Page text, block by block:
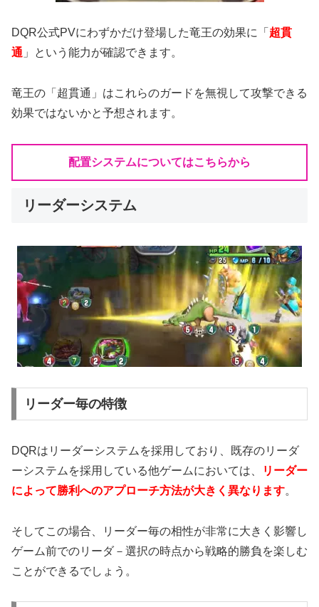
DQR公式PVにわずかだけ登場した竜王の効果に「 超貫
通 」という能力が確認できます。
竜王の「超貫通」はこれらのガードを無視して攻撃できる
効果ではないかと予想されます。
配置システムについてはこちらから
リーダーシステム
リーダー毎の特徴
DQRはリーダーシステムを採用しており、既存のリーダ
ーシステムを採用している他ゲームにおいては、
リーダー
によって勝利へのアプローチ方法が大きく異なります。
そしてこの場合、リーダー毎の相性が非常に大きく影響し
ゲーム前でのリーダ－選択の時点から戦略的勝負を楽しむ
ことができるでしょう。